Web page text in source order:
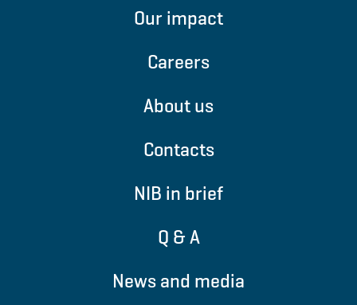
Our impact
Careers
About us
Contacts
NIB in brief
Q & A
News and media